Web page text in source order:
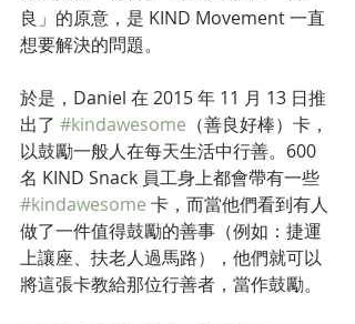
良」的原意，是 KIND Movement 一直
想要解決的問題。
於是，Daniel 在 2015 年 11 月 13 日推
出了 #kindawesome （善良好棒）卡，
以鼓勵一般人在每天生活中行善。600
名 KIND Snack 員工身上都會帶有一些
#kindawesome 卡，而當他們看到有人
做了一件值得鼓勵的善事（例如：捷運
上讓座、扶老人過馬路），他們就可以
將這張卡教給那位行善者，當作鼓勵。